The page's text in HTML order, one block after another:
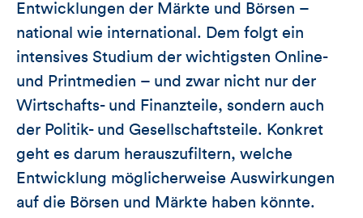
Entwicklungen der Märkte und Börsen –
national wie international. Dem folgt ein
intensives Studium der wichtigsten Online-
und Printmedien – und zwar nicht nur der
Wirtschafts- und Finanzteile, sondern auch
der Politik- und Gesellschaftsteile. Konkret
geht es darum herauszufiltern, welche
Entwicklung möglicherweise Auswirkungen
auf die Börsen und Märkte haben könnte.